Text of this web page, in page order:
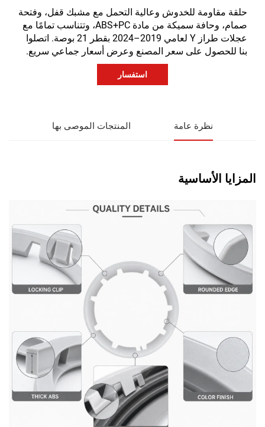
حلقة مقاومة للخدوش وعالية التحمل مع مشبك قفل، وفتحة
صمام، وحافة سميكة من مادة ABS+PC، وتتناسب تمامًا مع
عجلات طراز Y لعامي 2019–2024 بقطر 21 بوصة. اتصلوا
بنا للحصول على سعر المصنع وعرض أسعار جماعي سريع.
استفسار
نظرة عامة المنتجات الموصى بها
المزايا الأساسية